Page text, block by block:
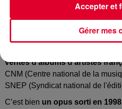
Quand on vous dit que l’électro
ventes d’albums d’artistes
CNM (Centre national de la
SNEP (Syndicat national de
C’est bien un opus sorti en 1998
Gérer mes
Accepter et